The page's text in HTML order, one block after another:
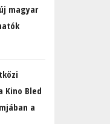
magyar
Kino Bled
a